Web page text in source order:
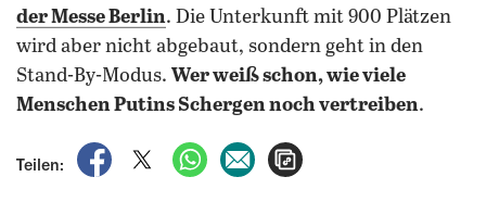
der Messe Berlin. Die Unterkunft mit 900 Plätzen
wird aber nicht abgebaut, sondern geht in den
Stand-By-Modus. Wer weiß schon, wie viele
Menschen Putins Schergen noch vertreiben.
Teilen:
auf Facebook teilen
auf X teilenper WhatsApp teilen
per E-Mail teilen